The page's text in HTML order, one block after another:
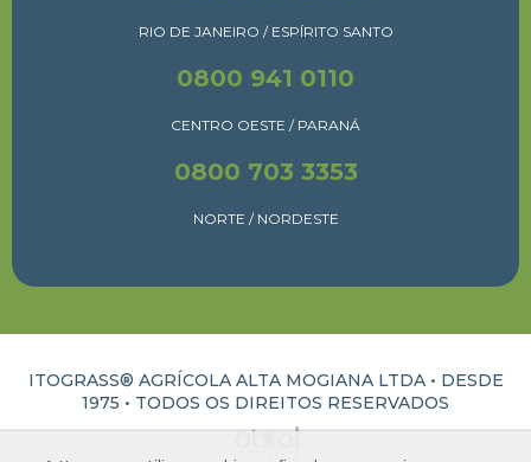
RIO DE JANEIRO / ESPÍRITO SANTO
0800 941 0110
CENTRO OESTE / PARANÁ
0800 703 3353
NORTE / NORDESTE
ITOGRASS® AGRÍCOLA ALTA MOGIANA LTDA • DESDE
1975 • TODOS OS DIREITOS RESERVADOS